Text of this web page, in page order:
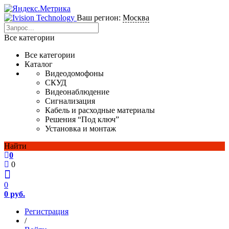
Ваш регион: Москва
Все категории
Все категории
Каталог
Видеодомофоны
СКУД
Видеонаблюдение
Сигнализация
Кабель и расходные материалы
Решения “Под ключ”
Установка и монтаж
Найти
0
0
0
0 руб.
Регистрация
/